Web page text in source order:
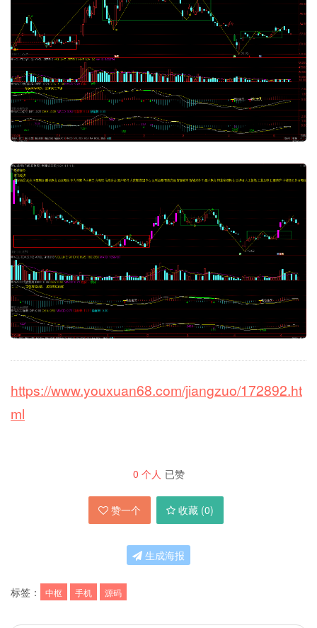
https://www.youxuan68.com/jiangzuo/172892.ht
ml
0 个人 已赞
赞一个 收藏 (0)
生成海报
标签： 中枢 手机 源码